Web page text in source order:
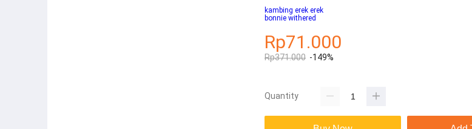
kambing erek erek
bonnie withered
Rp71.000
Rp371.000 -149%
Quantity